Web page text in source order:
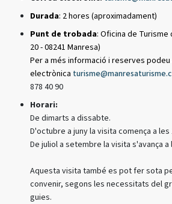
Durada: 2 hores (aproximadament)
Punt de trobada: Oficina de Turisme
20 - 08241 Manresa)
Per a més informació i reserves
electrònica
878 40 90
Horari:
De dimarts a dissabte.
D'octubre a juny la visita comença a les
De juliol a setembre la visita s'avança a
Aquesta visita també es pot fer sota
convenir, segons les necessitats del
guies.